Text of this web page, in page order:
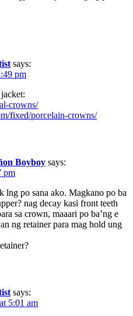
says:
pm
crowns/
fixed/porcelain-crowns/
Boyboy says:
pm
lng po sana ako. Magkano po ba
nag decay kasi front teeth
sa crown, maaari po ba’ng e
ng retainer para mag hold ung
says:
5:01 am